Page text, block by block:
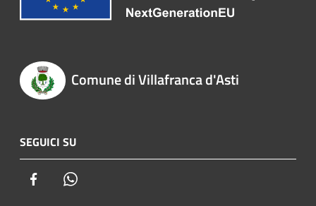
Comune di Villafranca d'Asti
SEGUICI SU
Facebook